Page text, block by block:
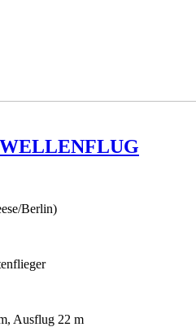
Berlin)
Ausflug 22 m